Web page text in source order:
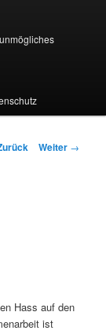
Weiter →
Hass auf den
ist